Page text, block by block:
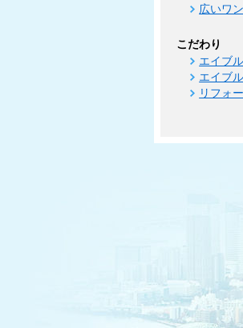
広いワ
こだわり
エイブ
エイブ
リフォ